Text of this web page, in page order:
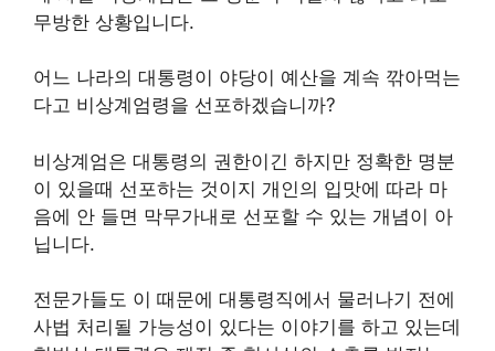
무방한 상황입니다.
어느 나라의 대통령이 야당이 예산을 계속 깎아먹는
다고 비상계엄령을 선포하겠습니까?
비상계엄은 대통령의 권한이긴 하지만 정확한 명분
이 있을때 선포하는 것이지 개인의 입맛에 따라 마
음에 안 들면 막무가내로 선포할 수 있는 개념이 아
닙니다.
전문가들도 이 때문에 대통령직에서 물러나기 전에
사법 처리될 가능성이 있다는 이야기를 하고 있는데